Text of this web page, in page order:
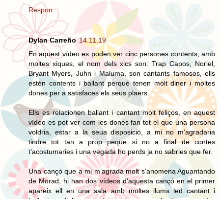
Respon
Dylan Carreño 14.11.19
En aquest vídeo es poden ver cinc persones contents, amb
moltes xiques, el nom dels xics son: Trap Capos, Noriel,
Bryant Myers, Juhn i Maluma, son cantants famosos, ells
estén contents i ballant perquè tenen molt diner i moltes
dones per a satisfaces els seus plaers.
Ells es relacionen ballant i cantant molt feliços, en aquest
vídeo es pot ver com les dones fan tot el que una persona
voldria, estar a la seua disposició, a mi no m’agradaria
tindre tot tan a prop peque si no a final de contes
t’acostumaries i una vegada ho perds ja no sabries que fer.
Una cançó que a mi m’agrada molt s’anomena Aguantando
de Morad, hi han dos vídeos d’aquesta cançó en el primer
apareix ell en una sala amb moltes llums led cantant i